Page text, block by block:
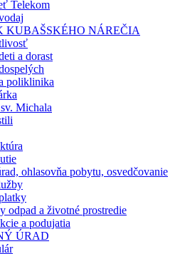
Telekom
KUBAŠSKÉHO NÁREČIA
a dorast
poliklinika
Michala
ohlasovňa pobytu, osvedčovanie
odpad a životné prostredie
a podujatia
ÚRAD